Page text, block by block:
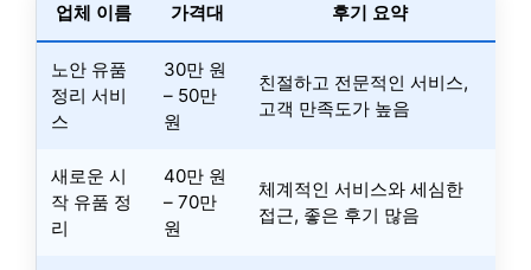
업체 이름 가격대 후기 요약
노안 유품
정리 서비
스
30만 원
– 50만
원
친절하고 전문적인 서비스,
고객 만족도가 높음
새로운 시
작 유품 정
리
40만 원
– 70만
원
체계적인 서비스와 세심한
접근, 좋은 후기 많음